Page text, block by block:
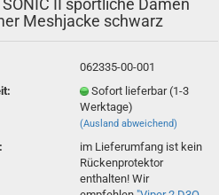
SONIC II sportliche Damen
Meshjacke schwarz
062335-00-001
Sofort lieferbar (1-3
Werktage)
(Ausland abweichend)
im Lieferumfang ist kein
Rückenprotektor
enthalten! Wir